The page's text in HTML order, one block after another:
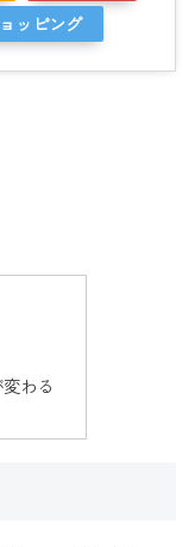
ッピング
わる